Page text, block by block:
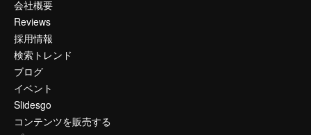
会社概要
Reviews
採用情報
検索トレンド
ブログ
イベント
Slidesgo
コンテンツを販売する